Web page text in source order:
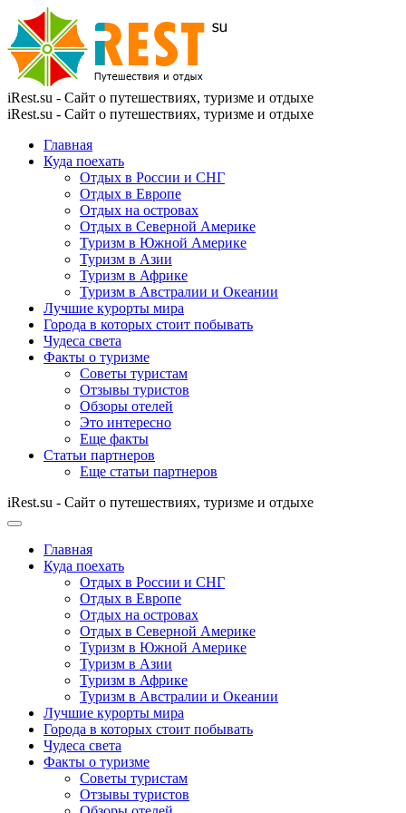
iRest.su - Сайт о путешествиях, туризме и отдыхе
iRest.su - Сайт о путешествиях, туризме и отдыхе
Главная
Куда поехать
Отдых в России и СНГ
Отдых в Европе
Отдых на островах
Отдых в Северной Америке
Туризм в Южной Америке
Туризм в Азии
Туризм в Африке
Туризм в Австралии и Океании
Лучшие курорты мира
Города в которых стоит побывать
Чудеса света
Факты о туризме
Советы туристам
Отзывы туристов
Обзоры отелей
Это интересно
Еще факты
Статьи партнеров
Еще статьи партнеров
iRest.su - Сайт о путешествиях, туризме и отдыхе
Главная
Куда поехать
Отдых в России и СНГ
Отдых в Европе
Отдых на островах
Отдых в Северной Америке
Туризм в Южной Америке
Туризм в Азии
Туризм в Африке
Туризм в Австралии и Океании
Лучшие курорты мира
Города в которых стоит побывать
Чудеса света
Факты о туризме
Советы туристам
Отзывы туристов